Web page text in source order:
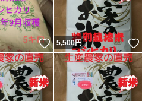
いいね！
5,500円